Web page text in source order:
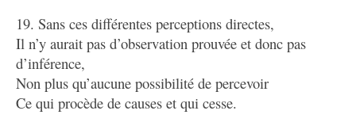
19. Sans ces différentes perceptions directes,
Il n’y aurait pas d’observation prouvée et donc pas
d’inférence,
Non plus qu’aucune possibilité de percevoir
Ce qui procède de causes et qui cesse.